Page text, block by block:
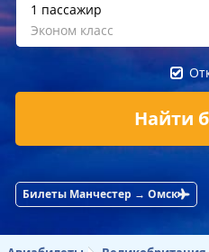
1 пассажир
Эконом класс
Найти
Билеты Манчестер → Омск